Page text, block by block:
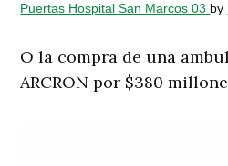
Puertas Hospital San Marcos 03 by
O la compra de una
ARCRON por $380